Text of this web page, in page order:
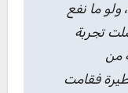
ولو ما نفع
تجربة
من
فقامت